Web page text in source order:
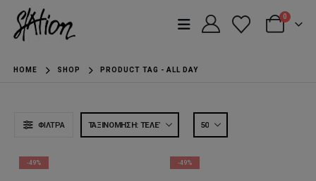
0
HOME SHOP PRODUCT TAG -ALL DAY
ΦΊΛΤΡΑ
-49% -49%